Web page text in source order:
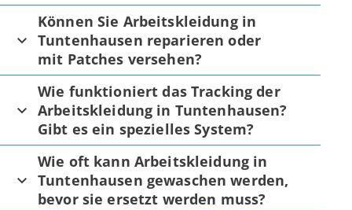
Können Sie Arbeitskleidung in
Tuntenhausen reparieren oder
mit Patches versehen?
Wie funktioniert das Tracking der
Arbeitskleidung in Tuntenhausen?
Gibt es ein spezielles System?
Wie oft kann Arbeitskleidung in
Tuntenhausen gewaschen werden,
bevor sie ersetzt werden muss?